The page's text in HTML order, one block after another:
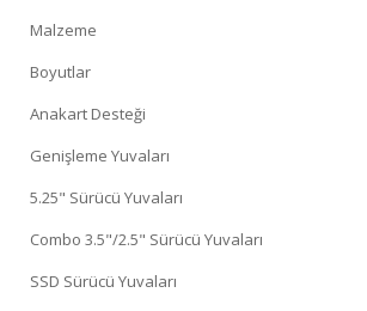
Malzeme
Boyutlar
Anakart Desteği
Genişleme Yuvaları
5.25" Sürücü Yuvaları
Combo 3.5"/2.5" Sürücü Yuvaları
SSD Sürücü Yuvaları